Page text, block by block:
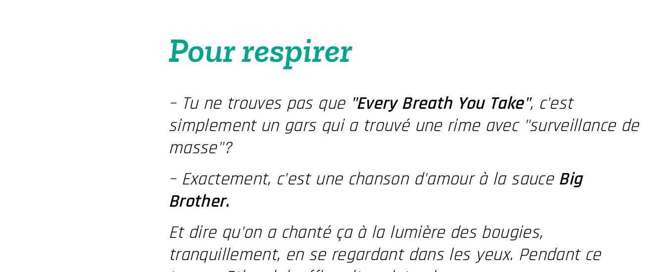
Pour respirer
– Tu ne trouves pas que "Every Breath You Take", c'est
simplement un gars qui a trouvé une rime avec "surveillance de
masse"?
– Exactement, c'est une chanson d'amour à la sauce Big
Brother.
Et dire qu'on a chanté ça à la lumière des bougies,
tranquillement, en se regardant dans les yeux. Pendant ce